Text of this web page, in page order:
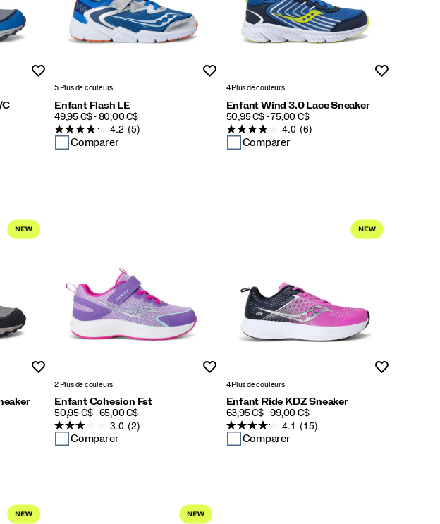
C
5 Plus de couleurs
Enfant Flash LE
PRICE
49,95 C$ - 80,00 C$
4.2 (5)
Comparer
4 Plus de couleurs
Enfant Wind 3.0 Lace Sneaker
PRICE
50,95 C$ - 75,00 C$
4.0 (6)
Comparer
2 Plus de couleurs
Enfant Cohesion Fst
PRICE
50,95 C$ - 65,00 C$
3.0 (2)
Comparer
4 Plus de couleurs
Enfant Ride KDZ Sneaker
PRICE
63,95 C$ - 99,00 C$
4.1 (15)
Comparer